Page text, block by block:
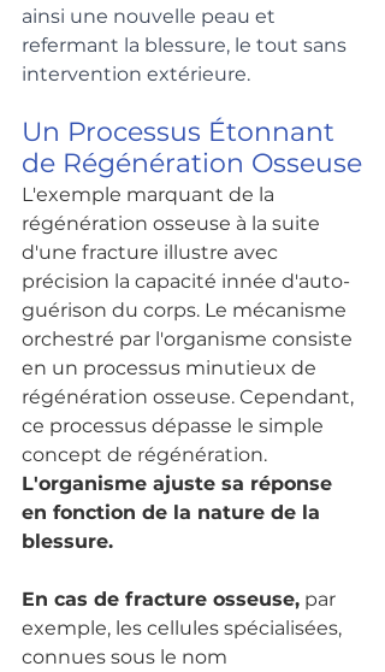
ainsi une nouvelle peau et
refermant la blessure, le tout sans
intervention extérieure.
Un Processus Étonnant
de Régénération Osseuse
L'exemple marquant de la
régénération osseuse à la suite
d'une fracture illustre avec
précision la capacité innée d'auto-
guérison du corps. Le mécanisme
orchestré par l'organisme consiste
en un processus minutieux de
régénération osseuse. Cependant,
ce processus dépasse le simple
concept de régénération.
L'organisme ajuste sa réponse
en fonction de la nature de la
blessure.
En cas de fracture osseuse, par
exemple, les cellules spécialisées,
connues sous le nom